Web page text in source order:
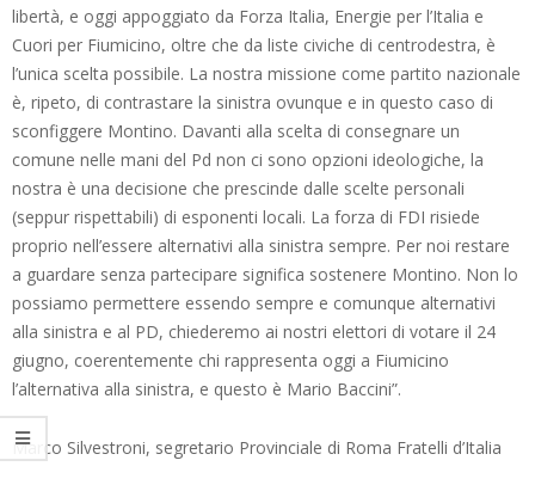
libertà, e oggi appoggiato da Forza Italia, Energie per l’Italia e
Cuori per Fiumicino, oltre che da liste civiche di centrodestra, è
l’unica scelta possibile. La nostra missione come partito nazionale
è, ripeto, di contrastare la sinistra ovunque e in questo caso di
sconfiggere Montino. Davanti alla scelta di consegnare un
comune nelle mani del Pd non ci sono opzioni ideologiche, la
nostra è una decisione che prescinde dalle scelte personali
(seppur rispettabili) di esponenti locali. La forza di FDI risiede
proprio nell’essere alternativi alla sinistra sempre. Per noi restare
a guardare senza partecipare significa sostenere Montino. Non lo
possiamo permettere essendo sempre e comunque alternativi
alla sinistra e al PD, chiederemo ai nostri elettori di votare il 24
giugno, coerentemente chi rappresenta oggi a Fiumicino
l’alternativa alla sinistra, e questo è Mario Baccini”.
Marco Silvestroni, segretario Provinciale di Roma Fratelli d’Italia